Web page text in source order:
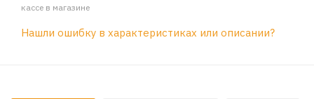
кассе в магазине
Нашли ошибку в характеристиках или описании?